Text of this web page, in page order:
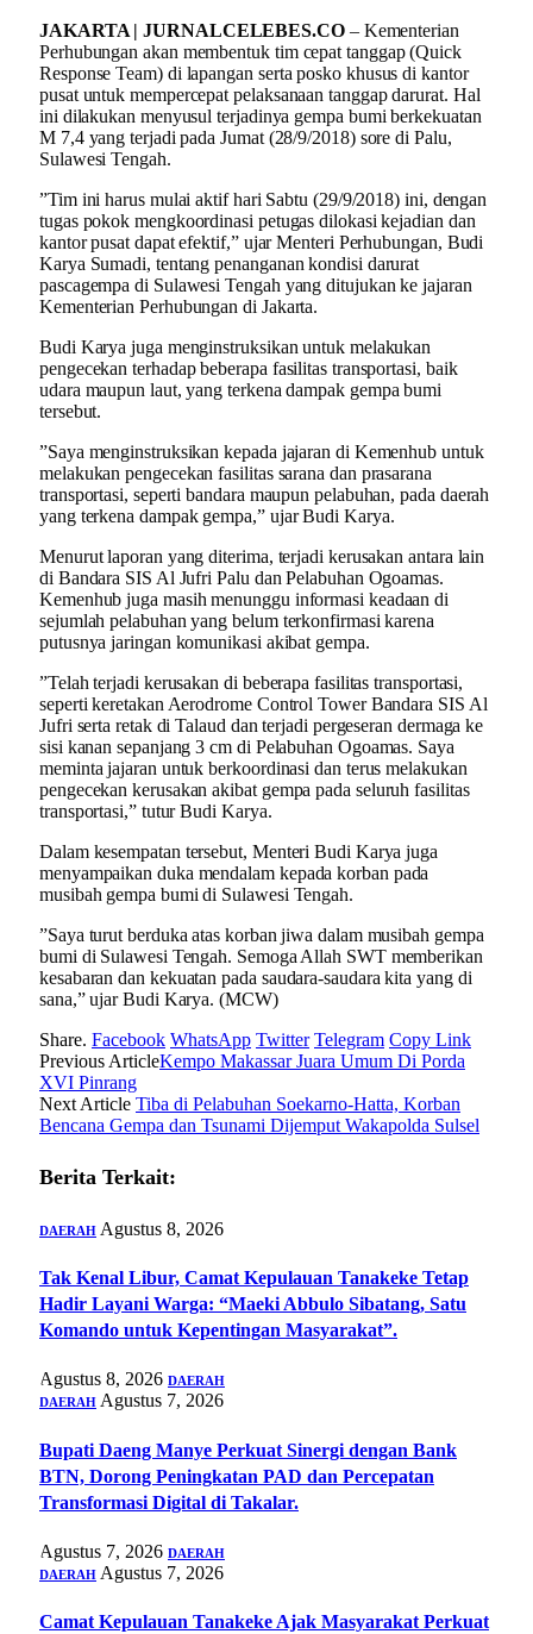
JAKARTA | JURNALCELEBES.CO– Kementerian
Perhubungan akan membentuk tim cepat tanggap (Quick
Response Team) di lapangan serta posko khusus di kantor
pusat untuk mempercepat pelaksanaan tanggap darurat. Hal
ini dilakukan menyusul terjadinya gempa bumi berkekuatan
M 7,4 yang terjadi pada Jumat (28/9/2018) sore di Palu,
Sulawesi Tengah.
”Tim ini harus mulai aktif hari Sabtu (29/9/2018) ini, dengan
tugas pokok mengkoordinasi petugas dilokasi kejadian dan
kantor pusat dapat efektif,” ujar Menteri Perhubungan, Budi
Karya Sumadi, tentang penanganan kondisi darurat
pascagempa di Sulawesi Tengah yang ditujukan ke jajaran
Kementerian Perhubungan di Jakarta.
Budi Karya juga menginstruksikan untuk melakukan
pengecekan terhadap beberapa fasilitas transportasi, baik
udara maupun laut, yang terkena dampak gempa bumi
tersebut.
”Saya menginstruksikan kepada jajaran di Kemenhub untuk
melakukan pengecekan fasilitas sarana dan prasarana
transportasi, seperti bandara maupun pelabuhan, pada daerah
yang terkena dampak gempa,” ujar Budi Karya.
Menurut laporan yang diterima, terjadi kerusakan antara lain
di Bandara SIS Al Jufri Palu dan Pelabuhan Ogoamas.
Kemenhub juga masih menunggu informasi keadaan di
sejumlah pelabuhan yang belum terkonfirmasi karena
putusnya jaringan komunikasi akibat gempa.
”Telah terjadi kerusakan di beberapa fasilitas transportasi,
seperti keretakan Aerodrome Control Tower Bandara SIS Al
Jufri serta retak di Talaud dan terjadi pergeseran dermaga ke
sisi kanan sepanjang 3 cm di Pelabuhan Ogoamas. Saya
meminta jajaran untuk berkoordinasi dan terus melakukan
pengecekan kerusakan akibat gempa pada seluruh fasilitas
transportasi,” tutur Budi Karya.
Dalam kesempatan tersebut, Menteri Budi Karya juga
menyampaikan duka mendalam kepada korban pada
musibah gempa bumi di Sulawesi Tengah.
”Saya turut berduka atas korban jiwa dalam musibah gempa
bumi di Sulawesi Tengah. Semoga Allah SWT memberikan
kesabaran dan kekuatan pada saudara-saudara kita yang di
sana,” ujar Budi Karya. (MCW)
Share. Facebook WhatsApp Twitter Telegram Copy Link
Previous ArticleKempo Makassar Juara Umum Di Porda
XVI Pinrang
Next Article Tiba di Pelabuhan Soekarno-Hatta, Korban
Bencana Gempa dan Tsunami Dijemput Wakapolda Sulsel
Berita Terkait:
DAERAH Agustus 8, 2026
Tak Kenal Libur, Camat Kepulauan Tanakeke Tetap
Hadir Layani Warga: “Maeki Abbulo Sibatang, Satu
Komando untuk Kepentingan Masyarakat”.
Agustus 8, 2026 DAERAH
DAERAH Agustus 7, 2026
Bupati Daeng Manye Perkuat Sinergi dengan Bank
BTN, Dorong Peningkatan PAD dan Percepatan
Transformasi Digital di Takalar.
Agustus 7, 2026 DAERAH
DAERAH Agustus 7, 2026
Camat Kepulauan Tanakeke Ajak Masyarakat Perkuat